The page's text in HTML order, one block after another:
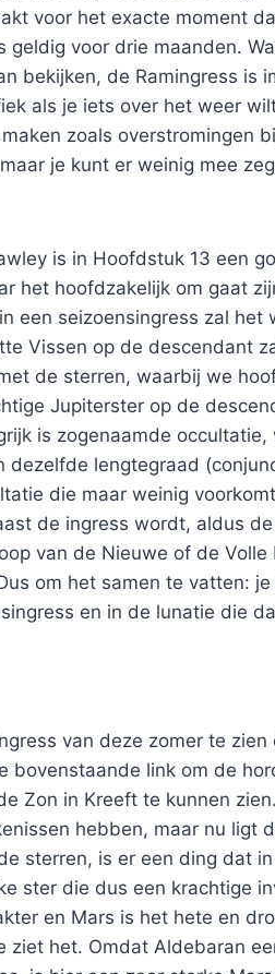
voor het exacte moment
voor drie maanden.
bekijken, de Ramingress is
als je iets over het weer
zoals overstromingen
je kunt er weinig mee
is in Hoofdstuk 13 een
het hoofdzakelijk om gaat
een seizoensingress zal het
Vissen op de descendant
de sterren, waarbij we
Jupiterster op de
is zogenaamde occultatie,
dezelfde lengtegraad
die maar weinig
de ingress wordt, aldus
van de Nieuwe of de Volle
om het samen te vatten:
en in de lunatie die
van deze zomer te
bovenstaande link om de
Zon in Kreeft te kunnen
hebben, maar nu ligt
sterren, is er een ding dat
ster die dus een krachtige
en Mars is het hete en
ziet het. Omdat Aldebaran